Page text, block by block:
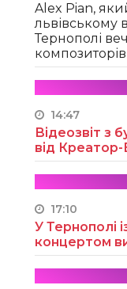
Alex Pian,
львівському
Тернополі
14:47
Відеозвіт з
від
17:10
У Тернополі
концертом